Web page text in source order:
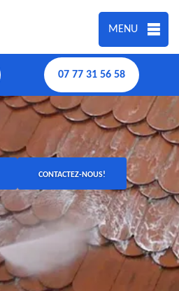
MENU
07 77 31 56 58
CONTACTEZ-NOUS!